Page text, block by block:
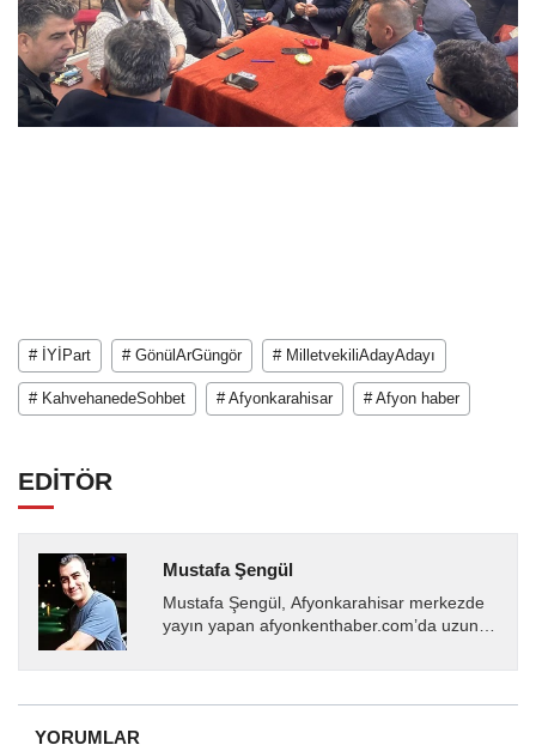
# İYİPart # GönülArGüngör # MilletvekiliAdayAdayı
# KahvehanedeSohbet # Afyonkarahisar # Afyon haber
EDİTÖR
Mustafa Şengül
Mustafa Şengül, Afyonkarahisar merkezde
yayın yapan afyonkenthaber.com’da uzun
almakta, haber akışı...
YORUMLAR